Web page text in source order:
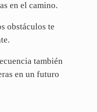
en el camino.
obstáculos te
también
en un futuro